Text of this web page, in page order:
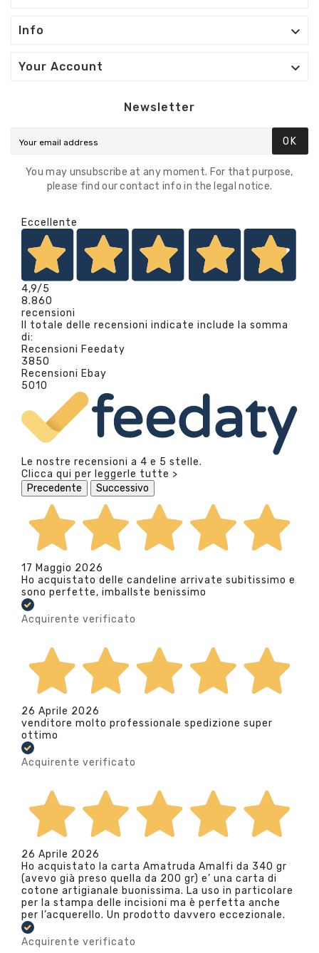
Info 
Your Account 
Newsletter
OK
You may unsubscribe at any moment. For that purpose,
please find our contact info in the legal notice.
Eccellente
4,9/5
8.860
recensioni
Il totale delle recensioni indicate include la somma
di:
Recensioni Feedaty
3850
Recensioni Ebay
5010
Le nostre recensioni a 4 e 5 stelle.
Clicca qui per leggerle tutte >
Precedente
Successivo
17 Maggio 2026
Ho acquistato delle candeline arrivate subitissimo e
sono perfette, imballste benissimo
Acquirente verificato
26 Aprile 2026
venditore molto professionale spedizione super
ottimo
Acquirente verificato
26 Aprile 2026
Ho acquistato la carta Amatruda Amalfi da 340 gr
(avevo già preso quella da 200 gr) e’ una carta di
cotone artigianale buonissima. La uso in particolare
per la stampa delle incisioni ma è perfetta anche
per l’acquerello. Un prodotto davvero eccezionale.
Acquirente verificato